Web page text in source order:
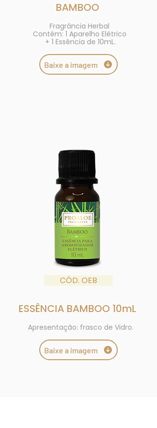
BAMBOO
Fragrância Herbal
Contém: 1 Aparelho Elétrico
+ 1 Essência de 10mL.
Baixe a imagem
CÓD. OEB
ESSÊNCIA BAMBOO 10mL
Apresentação: frasco de Vidro.
Baixe a imagem